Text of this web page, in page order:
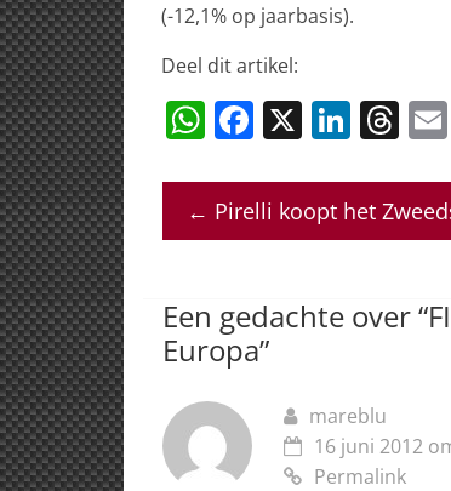
(-12,1% op jaarbasis).
Deel dit artikel:
W
at
s
p
p
F
c
e
o
o
X Li
k
e
n
T
re
a
s
← Pirelli koopt het
Een gedachte over “
Europa”
mareblu
16 juni 2012
Permalink